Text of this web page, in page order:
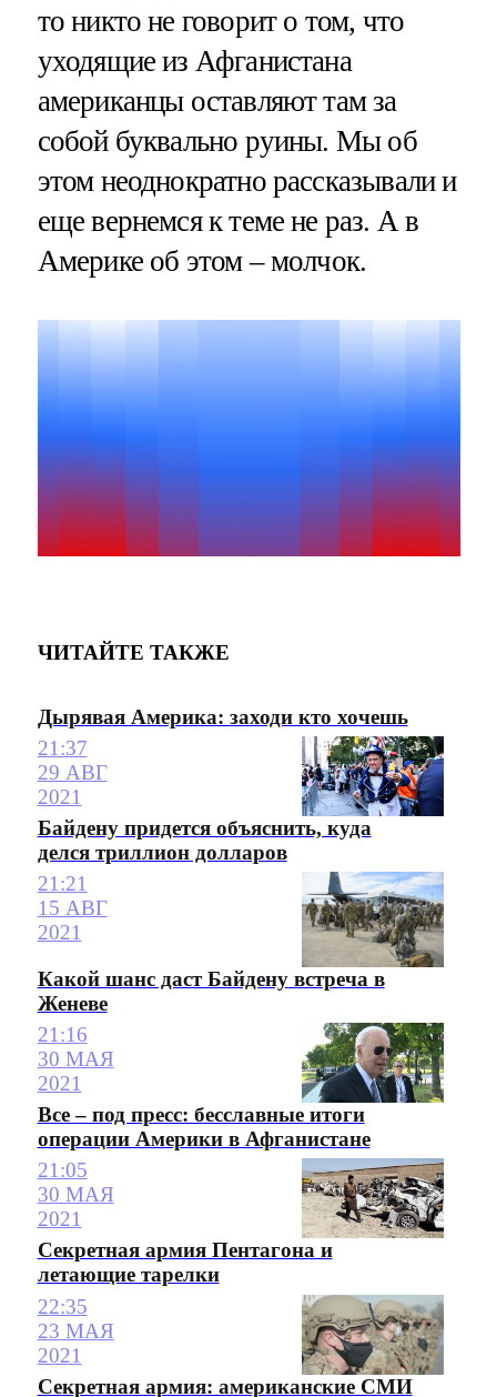
то никто не говорит о том, что
уходящие из Афганистана
американцы оставляют там за
собой буквально руины. Мы об
этом неоднократно рассказывали и
еще вернемся к теме не раз. А в
Америке об этом – молчок.
ЧИТАЙТЕ ТАКЖЕ
Дырявая Америка: заходи кто хочешь
21:37
29 АВГ
2021
Байдену придется объяснить, куда
делся триллион долларов
21:21
15 АВГ
2021
Какой шанс даст Байдену встреча в
Женеве
21:16
30 МАЯ
2021
Все – под пресс: бесславные итоги
операции Америки в Афганистане
21:05
30 МАЯ
2021
Секретная армия Пентагона и
летающие тарелки
22:35
23 МАЯ
2021
Секретная армия: американские СМИ